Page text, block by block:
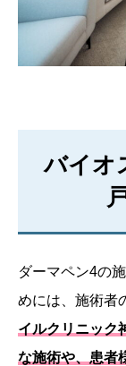
バイオ
ダーマペン4の
めには、施術者
イルクリニック
な施術や、患者